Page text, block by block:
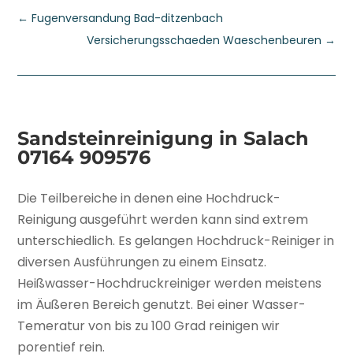
←Fugenversandung Bad-ditzenbach
Versicherungsschaeden Waeschenbeuren →
Sandsteinreinigung in Salach
07164 909576
Die Teilbereiche in denen eine Hochdruck-
Reinigung ausgeführt werden kann sind extrem
unterschiedlich. Es gelangen Hochdruck-Reiniger in
diversen Ausführungen zu einem Einsatz.
Heißwasser-Hochdruckreiniger werden meistens
im Äußeren Bereich genutzt. Bei einer Wasser-
Temeratur von bis zu 100 Grad reinigen wir
porentief rein.